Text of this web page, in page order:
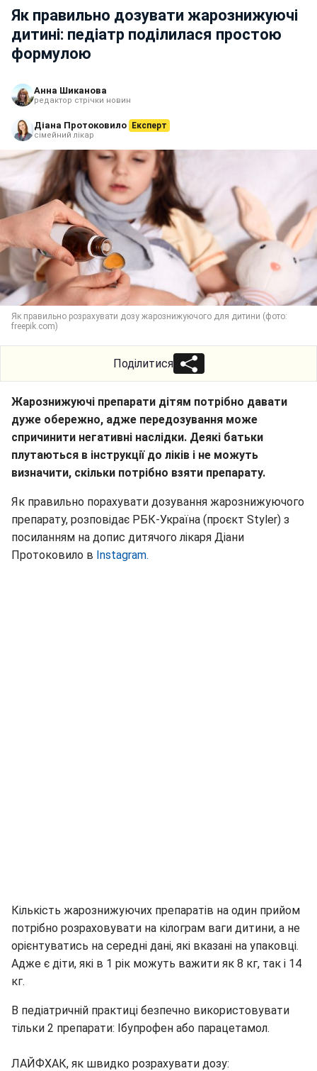
Як правильно дозувати жарознижуючі
дитині: педіатр поділилася простою
формулою
Анна Шиканова
редактор стрічки новин
Діана Протоковило Експерт
сімейний лікар
Як правильно розрахувати дозу жарознижуючого для дитини (фото:
freepik.com)
Поділитися
Жарознижуючі препарати дітям потрібно давати
дуже обережно, адже передозування може
спричинити негативні наслідки. Деякі батьки
плутаються в інструкції до ліків і не можуть
визначити, скільки потрібно взяти препарату.
Як правильно порахувати дозування жарознижуючого
препарату, розповідає РБК-Україна (проєкт Styler) з
посиланням на допис дитячого лікаря Діани
Протоковило в Instagram.
Кількість жарознижуючих препаратів на один прийом
потрібно розраховувати на кілограм ваги дитини, а не
орієнтуватись на середні дані, які вказані на упаковці.
Адже є діти, які в 1 рік можуть важити як 8 кг, так і 14
кг.
В педіатричній практиці безпечно використовувати
тільки 2 препарати: Ібупрофен або парацетамол.
ЛАЙФХАК, як швидко розрахувати дозу: